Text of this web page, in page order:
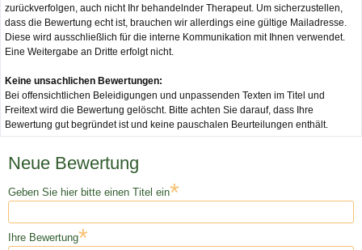
zurückverfolgen, auch nicht Ihr behandelnder Therapeut. Um sicherzustellen,
dass die Bewertung echt ist, brauchen wir allerdings eine gültige Mailadresse.
Diese wird ausschließlich für die interne Kommunikation mit Ihnen verwendet.
Eine Weitergabe an Dritte erfolgt nicht.
Keine unsachlichen Bewertungen:
Bei offensichtlichen Beleidigungen und unpassenden Texten im Titel und
Freitext wird die Bewertung gelöscht. Bitte achten Sie darauf, dass Ihre
Bewertung gut begründet ist und keine pauschalen Beurteilungen enthält.
Neue Bewertung
Geben Sie hier bitte einen Titel ein*
Ihre Bewertung*